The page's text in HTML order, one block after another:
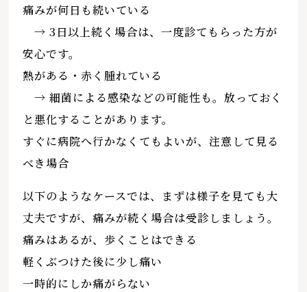
痛みが何日も続いている
→ 3日以上続く場合は、一度診てもらった方が
安心です。
熱がある・赤く腫れている
→ 細菌による感染などの可能性も。放っておく
と悪化することがあります。
すぐに病院へ行かなくてもよいが、注意して見る
べき場合
以下のようなケースでは、まずは様子を見ても大
丈夫ですが、痛みが続く場合は受診しましょう。
痛みはあるが、歩くことはできる
軽くぶつけた後に少し痛い
一時的にしか痛がらない